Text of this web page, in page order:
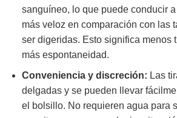
sanguíneo, lo que puede conducir
más veloz en comparación con las
ser digeridas. Esto significa menos
más espontaneidad.
Conveniencia y discreción: Las
delgadas y se pueden llevar
el bolsillo. No requieren agua para